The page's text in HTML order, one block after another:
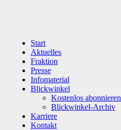
Start
Aktuelles
Fraktion
Presse
Infomaterial
Blickwinkel
Kostenlos abonnieren
Blickwinkel-Archiv
Karriere
Kontakt